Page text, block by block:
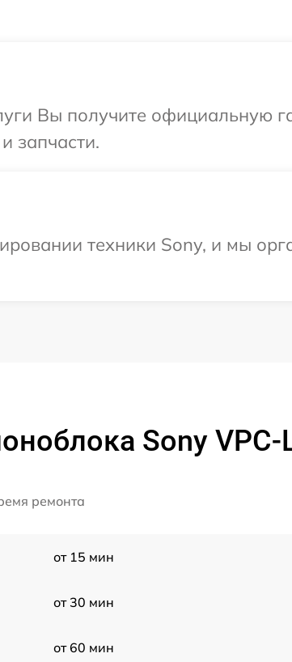
Вы получите официальную
запчасти.
техники Sony, и мы
Sony VPC-
ремонта
от 15 мин
от 30 мин
от 60 мин